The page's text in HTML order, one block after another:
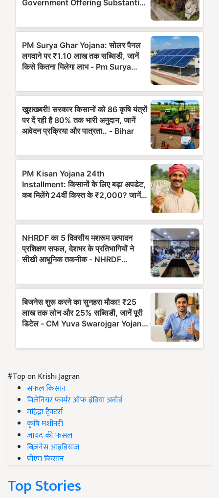
#Top on Krishi Jagran
सफल किसान
मिलेनियर फार्मर ऑफ इंडिया अवॉर्ड
महिंद्रा ट्रैक्टर्स
कृषि मशीनरी
जायद की फसल
बिज़नेस आइडियाज
पीएम किसान
Top Stories